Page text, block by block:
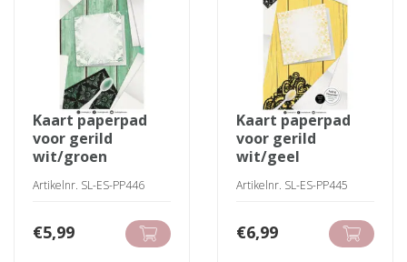
kaart paperpad
voor gerild
wit/groen
Artikelnr. SL-ES-PP446
€5,99
kaart paperpad
voor gerild
wit/geel
Artikelnr. SL-ES-PP445
€6,99